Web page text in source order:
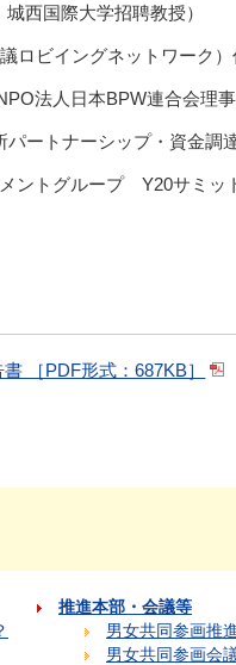
西国際大学招聘教授）
ロビイングネットワーク）
法人日本BPW連合会理
ートナーシップ・資金調
ントグループ Y20サミッ
［PDF形式：687KB］